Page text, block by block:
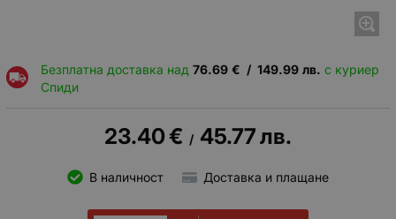
Безплатна доставка над 76.69 € / 149.99 лв. с куриер
Спиди
23.40€ / 45.77лв.
В наличност Доставка и плащане